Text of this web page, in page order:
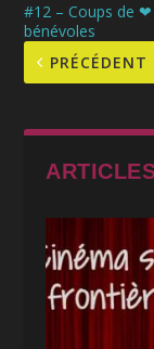
#12 – Coups de ❤
bénévoles
PRÉCÉDENT